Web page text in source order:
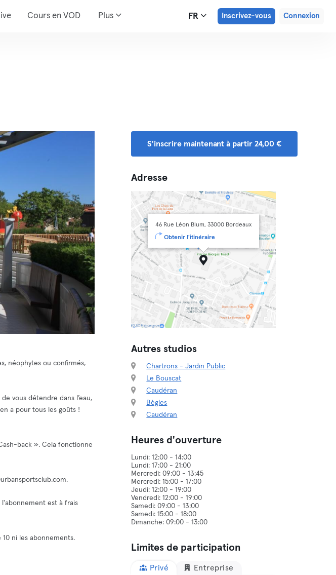
Cours en VOD Plus FR Inscrivez-vous Connexion
néophytes ou confirmés,
vous détendre dans l’eau,
a pour tous les goûts !
back ». Cela fonctionne
.
est à frais
ni les abonnements.
S'inscrire maintenant à partir 24,00 €
Adresse
46 Rue Léon Blum, 33000 Bordeaux
Obtenir l'itinéraire
Autres studios
Chartrons - Jardin Public
Le Bouscat
Caudéran
Bègles
Caudéran
Heures d'ouverture
Lundi: 12:00 - 14:00
Lundi: 17:00 - 21:00
Mercredi: 09:00 - 13:45
Mercredi: 15:00 - 17:00
Jeudi: 12:00 - 19:00
Vendredi: 12:00 - 19:00
Samedi: 09:00 - 13:00
Samedi: 15:00 - 18:00
Limites de participation
Privé Entreprise